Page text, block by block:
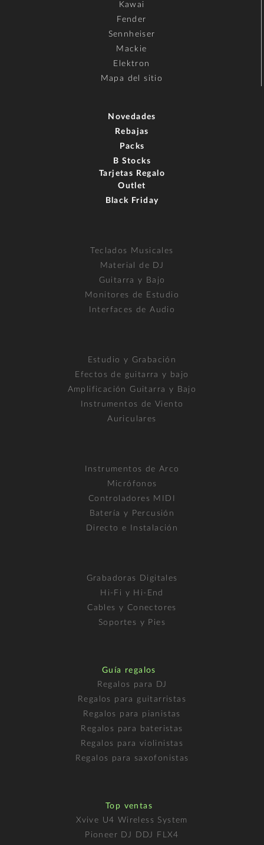
Kawai
Fender
Sennheiser
Mackie
Elektron
Mapa del sitio
Novedades
Rebajas
Packs
B Stocks
Tarjetas Regalo
Outlet
Black Friday
Teclados Musicales
Material de DJ
Guitarra y Bajo
Monitores de Estudio
Interfaces de Audio
Estudio y Grabación
Efectos de guitarra y bajo
Amplificación Guitarra y Bajo
Instrumentos de Viento
Auriculares
Instrumentos de Arco
Micrófonos
Controladores MIDI
Batería y Percusión
Directo e Instalación
Grabadoras Digitales
Hi-Fi y Hi-End
Cables y Conectores
Soportes y Pies
Guía regalos
Regalos para DJ
Regalos para guitarristas
Regalos para pianistas
Regalos para bateristas
Regalos para violinistas
Regalos para saxofonistas
Top ventas
Xvive U4 Wireless System
Pioneer DJ DDJ FLX4